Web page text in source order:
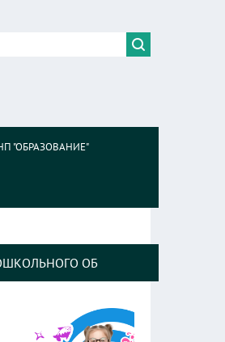
"ОБРАЗОВАНИЕ"
ОБ